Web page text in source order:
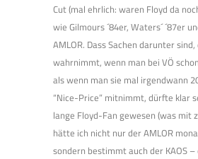
Cut (mal ehrlich: waren Floyd da
wie Gilmours ´84er, Waters´ ´87er
AMLOR. Dass Sachen darunter
wahrnimmt, wenn man bei VÖ
als wenn man sie mal irgendwann
“Nice-Price” mitnimmt, dürfte klar
lange Floyd-Fan gewesen (was mit
hätte ich nicht nur der AMLOR
sondern bestimmt auch der KAOS